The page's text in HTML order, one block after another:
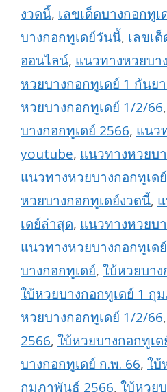
งวดนี้, เลขเด็ดบางกอกทู
บางกอกทูเดย์วันนี้, เลขเ
ออนไลน์, แนวทางหวยบา
หวยบางกอกทูเดย์ 1 กันย
หวยบางกอกทูเดย์ 1/2/66,
บางกอกทูเดย์ 2566, แนว
youtube, แนวทางหวยบ
แนวทางหวยบางกอกทูเด
หวยบางกอกทูเดย์งวดนี้,
เดย์ล่าสุด, แนวทางหวยบ
แนวทางหวยบางกอกทูเด
บางกอกทูเดย์, ใบ้หวยบาง
ใบ้หวยบางกอกทูเดย์ 1 กุ
หวยบางกอกทูเดย์ 1/2/66,
2566, ใบ้หวยบางกอกทูเ
บางกอกทูเดย์ ก.พ. 66, ใบ้
กุมภาพันธ์ 2566, ใบ้หวย